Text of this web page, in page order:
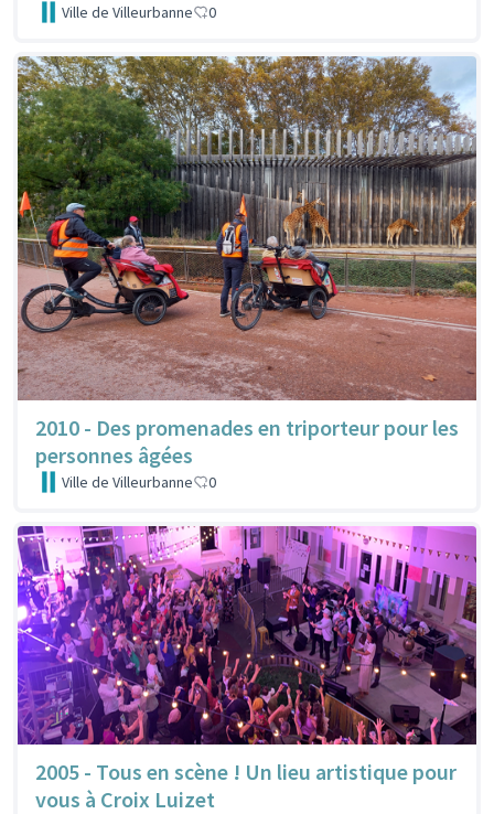
Ville de Villeurbanne 0
2010 - Des promenades en triporteur pour les
personnes âgées
Ville de Villeurbanne 0
2005 - Tous en scène ! Un lieu artistique pour
vous à Croix Luizet